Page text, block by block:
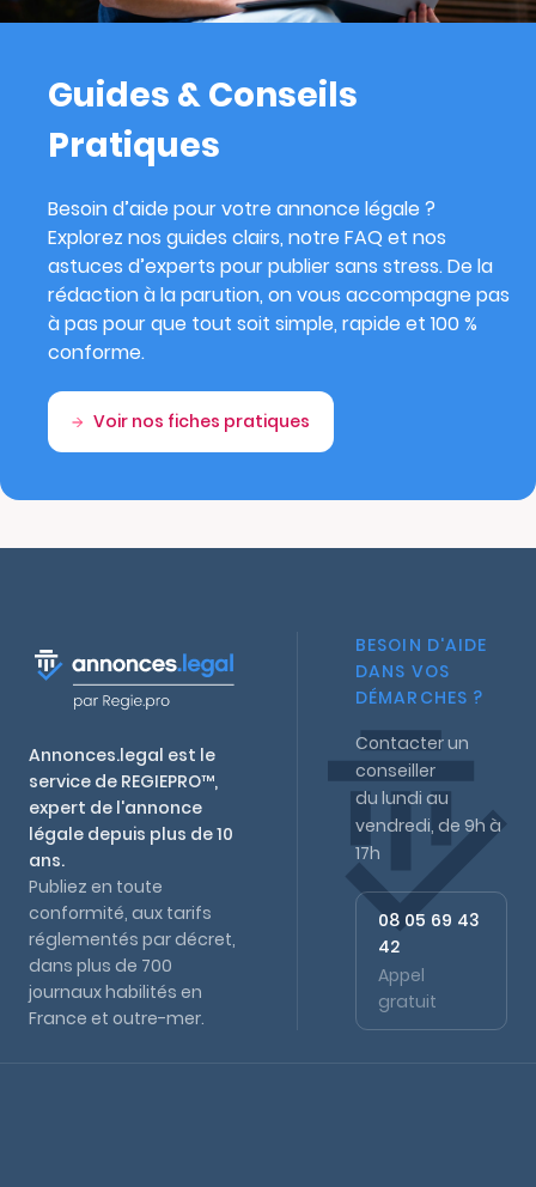
Guides & Conseils
Pratiques
Besoin d’aide pour votre annonce légale ?
Explorez nos guides clairs, notre FAQ et nos
astuces d’experts pour publier sans stress. De la
rédaction à la parution, on vous accompagne pas
à pas pour que tout soit simple, rapide et 100 %
conforme.
Voir nos fiches pratiques
Annonces.legal est le
service de REGIEPRO™,
expert de l'annonce
légale depuis plus de 10
ans.
Publiez en toute
conformité, aux tarifs
réglementés par décret,
dans plus de 700
journaux habilités en
France et outre-mer.
BESOIN D'AIDE
DANS VOS
DÉMARCHES ?
Contacter un
conseiller
du lundi au
vendredi, de 9h à
17h
08 05 69 43
42
Appel
gratuit